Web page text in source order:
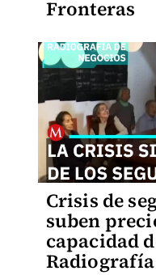
Fronteras
Crisis de
suben
capacidad
Radiografía